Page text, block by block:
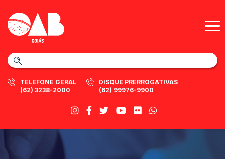
TELEFONE GERAL
(62) 3238-2000
DISQUE PRERROGATIVAS
(62) 99976-9900